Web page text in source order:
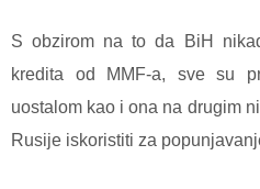
S obzirom na to da BiH
kredita od MMF-a, sve su
uostalom kao i ona na drugim
Rusije iskoristiti za